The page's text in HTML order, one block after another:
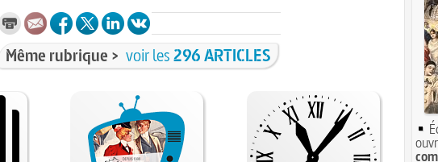
Même rubrique > voir les296 ARTICLES